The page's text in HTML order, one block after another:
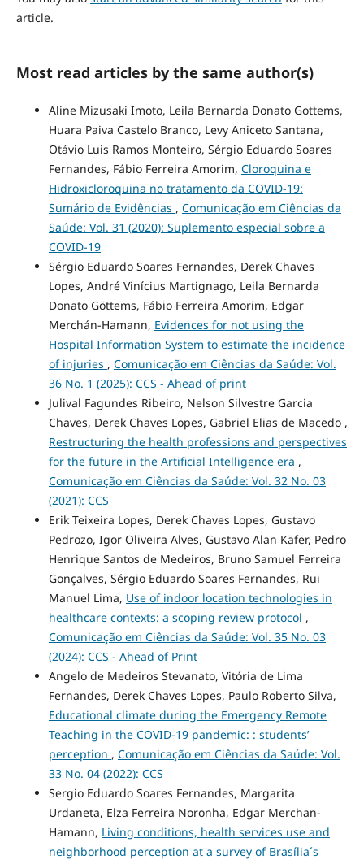
article.
Most read articles by the same author(s)
Aline Mizusaki Imoto, Leila Bernarda Donato Gottems,
Huara Paiva Castelo Branco, Levy Aniceto Santana,
Otávio Luis Ramos Monteiro, Sérgio Eduardo Soares
Fernandes, Fábio Ferreira Amorim, Cloroquina e
Hidroxicloroquina no tratamento da COVID-19:
Sumário de Evidências , Comunicação em Ciências da
Saúde: Vol. 31 (2020): Suplemento especial sobre a
COVID-19
Sérgio Eduardo Soares Fernandes, Derek Chaves
Lopes, André Vinícius Martignago, Leila Bernarda
Donato Göttems, Fábio Ferreira Amorim, Edgar
Merchán-Hamann, Evidences for not using the
Hospital Information System to estimate the incidence
of injuries , Comunicação em Ciências da Saúde: Vol.
36 No. 1 (2025): CCS - Ahead of print
Julival Fagundes Ribeiro, Nelson Silvestre Garcia
Chaves, Derek Chaves Lopes, Gabriel Elias de Macedo ,
Restructuring the health professions and perspectives
for the future in the Artificial Intelligence era ,
Comunicação em Ciências da Saúde: Vol. 32 No. 03
(2021): CCS
Erik Teixeira Lopes, Derek Chaves Lopes, Gustavo
Pedrozo, Igor Oliveira Alves, Gustavo Alan Käfer, Pedro
Henrique Santos de Medeiros, Bruno Samuel Ferreira
Gonçalves, Sérgio Eduardo Soares Fernandes, Rui
Manuel Lima, Use of indoor location technologies in
healthcare contexts: a scoping review protocol ,
Comunicação em Ciências da Saúde: Vol. 35 No. 03
(2024): CCS - Ahead of Print
Angelo de Medeiros Stevanato, Vitória de Lima
Fernandes, Derek Chaves Lopes, Paulo Roberto Silva,
Educational climate during the Emergency Remote
Teaching in the COVID-19 pandemic: : students’
perception , Comunicação em Ciências da Saúde: Vol.
33 No. 04 (2022): CCS
Sergio Eduardo Soares Fernandes, Margarita
Urdaneta, Elza Ferreira Noronha, Edgar Merchan-
Hamann, Living conditions, health services use and
neighborhood perception at a survey of Brasília´s